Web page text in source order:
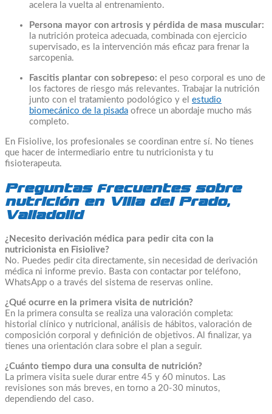
acelera la vuelta al entrenamiento.
Persona mayor con artrosis y pérdida de masa muscular:
la nutrición proteica adecuada, combinada con ejercicio
supervisado, es la intervención más eficaz para frenar la
sarcopenia.
Fascitis plantar con sobrepeso: el peso corporal es uno de
los factores de riesgo más relevantes. Trabajar la nutrición
junto con el tratamiento podológico y el estudio
biomecánico de la pisada ofrece un abordaje mucho más
completo.
En Fisiolive, los profesionales se coordinan entre sí. No tienes
que hacer de intermediario entre tu nutricionista y tu
fisioterapeuta.
Preguntas frecuentes sobre
nutrición en Villa del Prado,
Valladolid
¿Necesito derivación médica para pedir cita con la
nutricionista en Fisiolive?
No. Puedes pedir cita directamente, sin necesidad de derivación
médica ni informe previo. Basta con contactar por teléfono,
WhatsApp o a través del sistema de reservas online.
¿Qué ocurre en la primera visita de nutrición?
En la primera consulta se realiza una valoración completa:
historial clínico y nutricional, análisis de hábitos, valoración de
composición corporal y definición de objetivos. Al finalizar, ya
tienes una orientación clara sobre el plan a seguir.
¿Cuánto tiempo dura una consulta de nutrición?
La primera visita suele durar entre 45 y 60 minutos. Las
revisiones son más breves, en torno a 20-30 minutos,
dependiendo del caso.